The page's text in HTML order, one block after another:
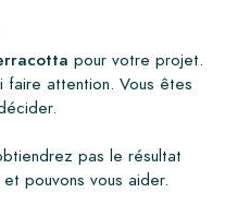
pour votre projet.
faire attention. Vous êtes
pas le résultat
pouvons vous aider.